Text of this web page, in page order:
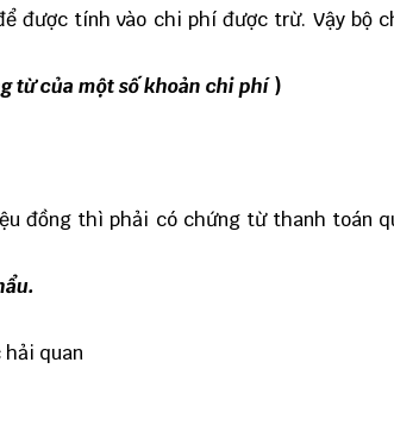
được tính vào chi phí được trừ. Vậy bộ
từ của một số khoản chi phí)
đồng thì phải có chứng từ thanh toán
quan